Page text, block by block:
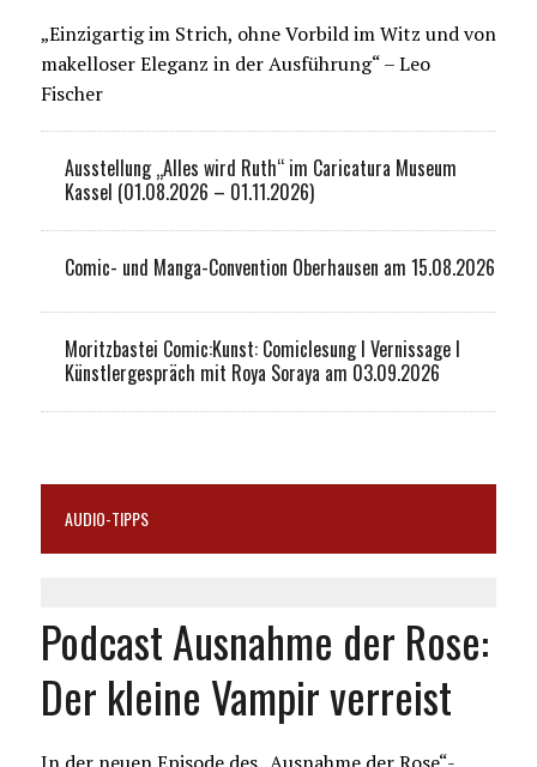
„Einzigartig im Strich, ohne Vorbild im Witz und von
makelloser Eleganz in der Ausführung“ – Leo
Fischer
Ausstellung „Alles wird Ruth“ im Caricatura Museum
Kassel (01.08.2026 – 01.11.2026)
Comic- und Manga-Convention Oberhausen am 15.08.2026
Moritzbastei Comic:Kunst: Comiclesung I Vernissage I
Künstlergespräch mit Roya Soraya am 03.09.2026
AUDIO-TIPPS
Podcast Ausnahme der Rose:
Der kleine Vampir verreist